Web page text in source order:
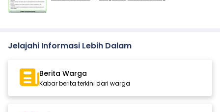
Jelajahi Informasi Lebih Dalam
Berita Warga
Kabar berita terkini dari warga